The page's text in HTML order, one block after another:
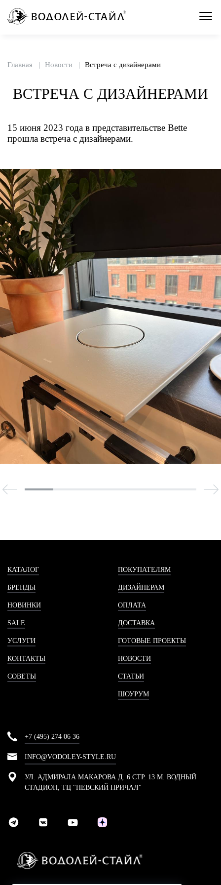
Главная Новости Встреча с дизайнерами
ВСТРЕЧА С ДИЗАЙНЕРАМИ
15 июня 2023 года в представительстве Bette
прошла встреча с дизайнерами.
КАТАЛОГ
БРЕНДЫ
НОВИНКИ
SALE
УСЛУГИ
КОНТАКТЫ
СОВЕТЫ
ПОКУПАТЕЛЯМ
ДИЗАЙНЕРАМ
ОПЛАТА
ДОСТАВКА
ГОТОВЫЕ ПРОЕКТЫ
НОВОСТИ
СТАТЬИ
ШОУРУМ
+7 (495) 274 06 36
INFO@VODOLEY-STYLE.RU
УЛ. АДМИРАЛА МАКАРОВА Д. 6 СТР. 13 М. ВОДНЫЙ
СТАДИОН, ТЦ "НЕВСКИЙ ПРИЧАЛ"